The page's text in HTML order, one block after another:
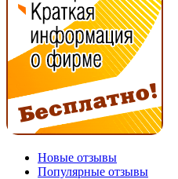
Новые отзывы
Популярные отзывы